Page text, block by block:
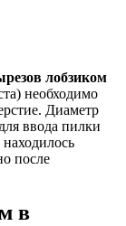
лобзиком
необходимо
Диаметр
ввода пилки
после
в